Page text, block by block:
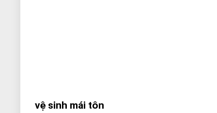
vệ sinh mái tôn